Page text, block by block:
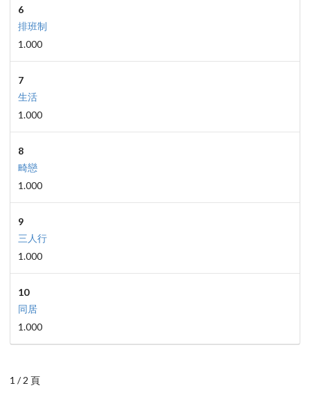
6
排班制
1.000
7
生活
1.000
8
畸戀
1.000
9
三人行
1.000
10
同居
1.000
1 / 2 頁